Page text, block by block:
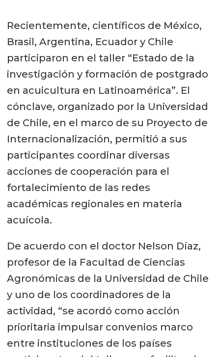
Recientemente, científicos de México,
Brasil, Argentina, Ecuador y Chile
participaron en el taller “Estado de la
investigación y formación de postgrado
en acuicultura en Latinoamérica”. El
cónclave, organizado por la Universidad
de Chile, en el marco de su Proyecto de
Internacionalización, permitió a sus
participantes coordinar diversas
acciones de cooperación para el
fortalecimiento de las redes
académicas regionales en materia
acuícola.
De acuerdo con el doctor Nelson Díaz,
profesor de la Facultad de Ciencias
Agronómicas de la Universidad de Chile
y uno de los coordinadores de la
actividad, “se acordó como acción
prioritaria impulsar convenios marco
entre instituciones de los países